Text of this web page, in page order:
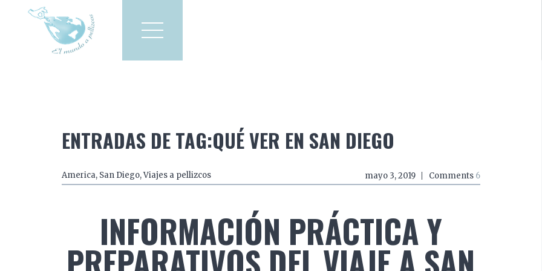
Viajes a pellizcos
ENTRADAS DE TAG:QUÉ VER EN SAN DIEGO
America, San Diego,Viajes a pellizcos mayo 3, 2019 Comments 6
INFORMACIÓN PRÁCTICA Y